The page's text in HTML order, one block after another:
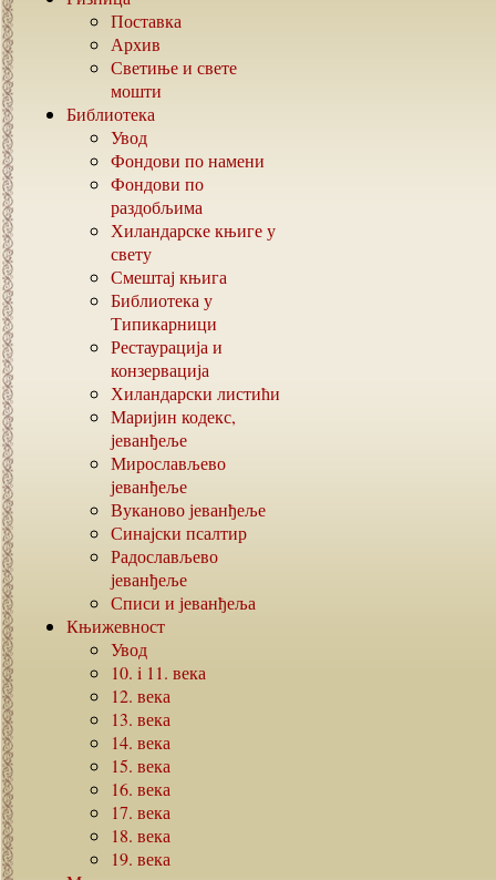
Поставка
Архив
Светиње и свете
мошти
Библиотека
Увод
Фондови по намени
Фондови по
раздобљима
Хиландарске књиге у
свету
Смештај књига
Библиотека у
Типикарници
Рестаурација и
конзервација
Хиландарски листићи
Маријин кодекс,
јеванђеље
Мирослављево
јеванђеље
Вуканово јеванђеље
Синајски псалтир
Радослављево
јеванђеље
Списи и јеванђеља
Књижевност
Увод
10. i 11. века
12. века
13. века
14. века
15. века
16. века
17. века
18. века
19. века